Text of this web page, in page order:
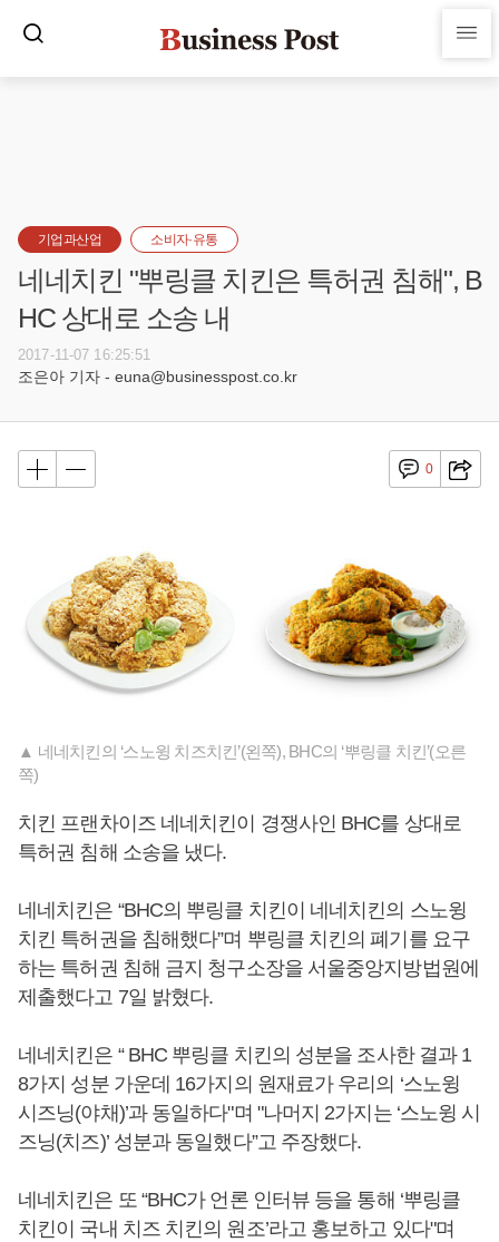
기업과산업 소비자·유통
네네치킨 "뿌링클 치킨은 특허권 침해", B
HC 상대로 소송 내
2017-11-07 16:25:51
조은아 기자 - euna@businesspost.co.kr
0
▲ 네네치킨의 ‘스노윙 치즈치킨’(왼쪽), BHC의 ‘뿌링클 치킨’(오른
쪽)
치킨 프랜차이즈 네네치킨이 경쟁사인 BHC를 상대로
특허권 침해 소송을 냈다.
네네치킨은 “BHC의 뿌링클 치킨이 네네치킨의 스노윙
치킨 특허권을 침해했다”며 뿌링클 치킨의 폐기를 요구
하는 특허권 침해 금지 청구소장을 서울중앙지방법원에
제출했다고 7일 밝혔다.
네네치킨은 “ BHC 뿌링클 치킨의 성분을 조사한 결과 1
8가지 성분 가운데 16가지의 원재료가 우리의 ‘스노윙
시즈닝(야채)’과 동일하다"며 "나머지 2가지는 ‘스노윙 시
즈닝(치즈)’ 성분과 동일했다”고 주장했다.
네네치킨은 또 “BHC가 언론 인터뷰 등을 통해 ‘뿌링클
치킨이 국내 치즈 치킨의 원조’라고 홍보하고 있다"며